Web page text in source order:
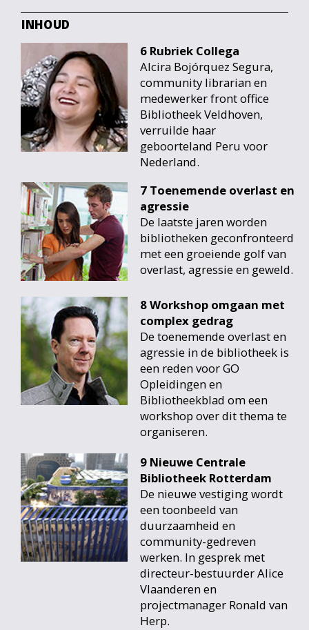
9 Nieuwe Centrale
Bibliotheek Rotterdam
De nieuwe vestiging wordt
een toonbeeld van
duurzaamheid en
community-gedreven
werken. In gesprek met
directeur-bestuurder Alice
Vlaanderen en
projectmanager Ronald van
Herp.
8 Workshop omgaan met
complex gedrag
De toenemende overlast en
agressie in de bibliotheek is
een reden voor GO
Opleidingen en
Bibliotheekblad om een
workshop over dit thema te
organiseren.
7 Toenemende overlast en
agressie
De laatste jaren worden
bibliotheken geconfronteerd
met een groeiende golf van
overlast, agressie en geweld.
6 Rubriek Collega
Alcira Bojórquez Segura,
community librarian en
medewerker front office
Bibliotheek Veldhoven,
verruilde haar
geboorteland Peru voor
Nederland.
INHOUD